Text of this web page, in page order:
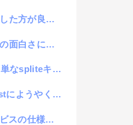
良いという思考
について考える
クターアニメを実装
く登録できた話
し相談を受けた話